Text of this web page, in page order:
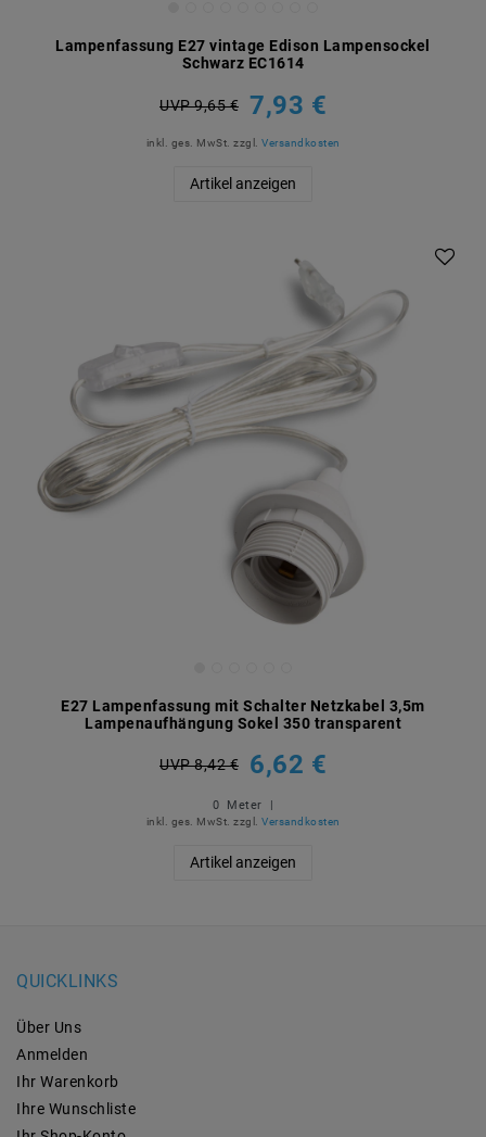
Lampenfassung E27 vintage Edison Lampensockel
Schwarz EC1614
UVP 9,65 € 7,93 €
inkl. ges. MwSt. zzgl. Versandkosten
Artikel anzeigen
E27 Lampenfassung mit Schalter Netzkabel 3,5m
Lampenaufhängung Sokel 350 transparent
UVP 8,42 € 6,62 €
0 Meter |
inkl. ges. MwSt. zzgl. Versandkosten
Artikel anzeigen
QUICKLINKS
Über Uns
Anmelden
Ihr Warenkorb
Ihre Wunschliste